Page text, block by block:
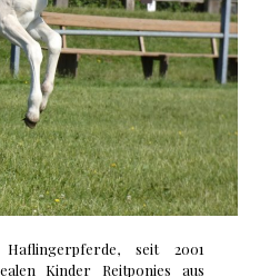
seit 2001
Kinder Reitponies aus